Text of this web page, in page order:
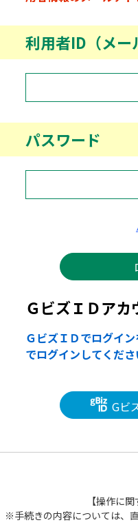
利用者ID（メー
パスワード
ＧビズＩＤア
ＧビズＩＤでログイ
でログインしてくださ
Gビ
【操作に
※手続きの内容については、